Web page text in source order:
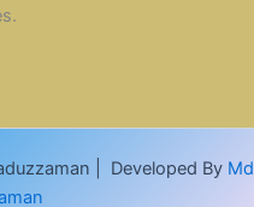
| Developed By Md